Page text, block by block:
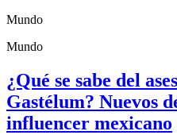
Mundo
Mundo
¿Qué se sabe del
Gastélum? Nuevos
influencer mexicano